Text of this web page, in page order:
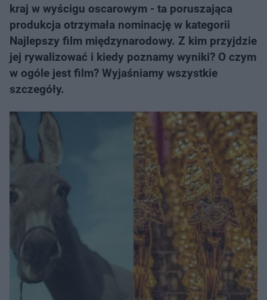
kraj w wyścigu oscarowym - ta poruszająca
produkcja otrzymała nominację w kategorii
Najlepszy film międzynarodowy. Z kim przyjdzie
jej rywalizować i kiedy poznamy wyniki? O czym
w ogóle jest film? Wyjaśniamy wszystkie
szczegóły.